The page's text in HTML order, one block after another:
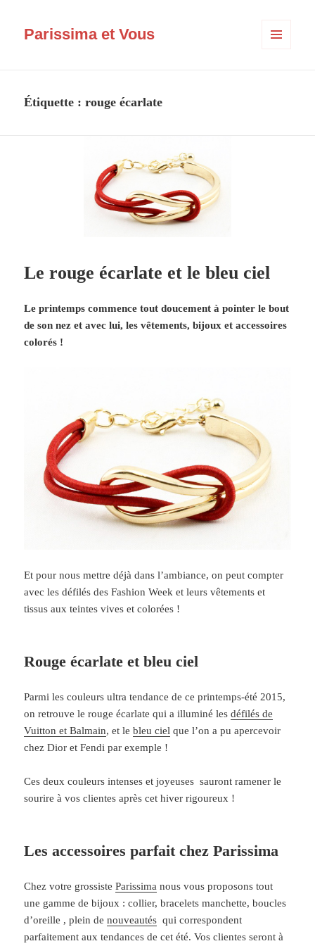
Parissima et Vous
Étiquette :rouge écarlate
Le rouge écarlate et le bleu ciel
Le printemps commence tout doucement à pointer le bout
de son nez et avec lui, les vêtements, bijoux et accessoires
colorés !
Et pour nous mettre déjà dans l’ambiance, on peut compter
avec les défilés des Fashion Week et leurs vêtements et
tissus aux teintes vives et colorées !
Rouge écarlate et bleu ciel
Parmi les couleurs ultra tendance de ce printemps-été 2015,
on retrouve le rouge écarlate qui a illuminé lesdéfilés de
Vuitton et Balmain, et lebleu ciel que l’on a pu apercevoir
chez Dior et Fendi par exemple !
Ces deux couleurs intenses et joyeuses sauront ramener le
sourire à vos clientes après cet hiver rigoureux !
Les accessoires parfait chez Parissima
Chez votre grossisteParissima nous vous proposons tout
une gamme de bijoux : collier, bracelets manchette, boucles
d’oreille , plein denouveautés qui correspondent
parfaitement aux tendances de cet été. Vos clientes seront à